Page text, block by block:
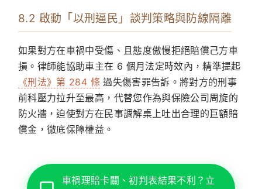
8.2 啟動「以刑逼民」談判策略與防線隔離
如果對方在車禍中受傷、且態度傲慢拒絕賠償己方車
損。律師能協助車主在 6 個月法定時效內 ，精準提起
《刑法》第 284 條 過失傷害罪告訴。將對方的刑事
前科壓力拉升至最高，代替您作為與保險公司周旋的
防火牆，迫使對方在民事調解桌上吐出合理的巨額賠
償金，徹底保障權益。
車禍理賠卡關、初判表結果不利？立